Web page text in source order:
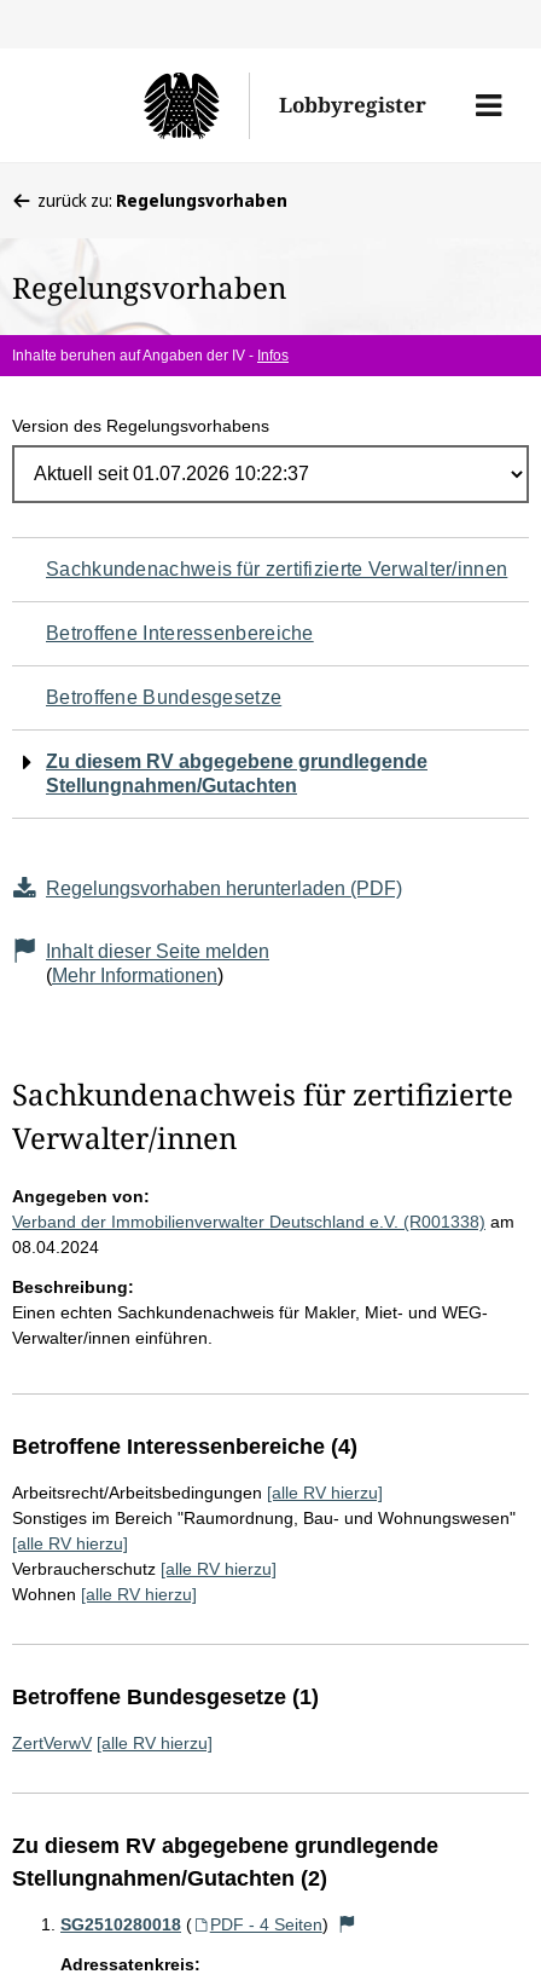
Lobbyregister
Menü
befinden
hier:
zurück zu: Regelungsvorhaben
Regelungsvorhaben
Inhalte beruhen auf Angaben der IV - Infos
Version des Regelungsvorhabens
Navigation
für
den
Seiteninhalt
Sachkundenachweis für zertifizierte Verwalter/innen
Betroffene Interessenbereiche
Betroffene Bundesgesetze
Zu diesem RV abgegebene grundlegende
Stellungnahmen/Gutachten
Regelungsvorhaben herunterladen (PDF)
Inhalt dieser Seite melden
(Mehr Informationen)
Sachkundenachweis für zertifizierte
Verwalter/innen
Angegeben von:
Verband der Immobilienverwalter Deutschland e.V. (R001338) am
08.04.2024
Beschreibung:
Einen echten Sachkundenachweis für Makler, Miet- und WEG-
Verwalter/innen einführen.
Betroffene Interessenbereiche (4)
Arbeitsrecht/Arbeitsbedingungen [alle RV hierzu]
Sonstiges im Bereich "Raumordnung, Bau- und Wohnungswesen"
[alle RV hierzu]
Verbraucherschutz [alle RV hierzu]
Wohnen [alle RV hierzu]
Betroffene Bundesgesetze (1)
ZertVerwV [alle RV hierzu]
Zu diesem RV abgegebene grundlegende
Stellungnahmen/Gutachten (2)
SG2510280018 ( PDF - 4 Seiten)
Adressatenkreis: